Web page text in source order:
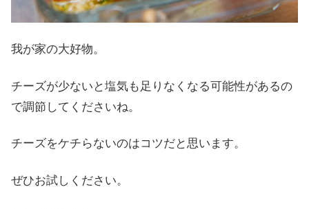
我が家の大好物。
チーズが少ないと塩気も足りなくなる可能性があるの
で調節してくださいね。
チーズをケチらないのはコツだと思います。
ぜひお試しください。